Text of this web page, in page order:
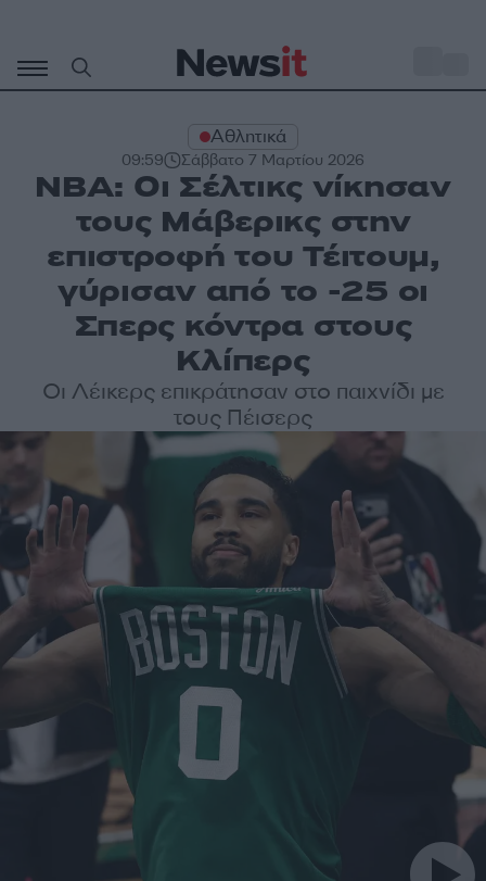
περιεχόμενο
Αθλητικά
09:59 Σάββατο 7 Μαρτίου 2026
NBA: Οι Σέλτικς νίκησαν
τους Μάβερικς στην
επιστροφή του Τέιτουμ,
γύρισαν από το -25 οι
Σπερς κόντρα στους
Κλίπερς
Οι Λέικερς επικράτησαν στο παιχνίδι με
τους Πέισερς